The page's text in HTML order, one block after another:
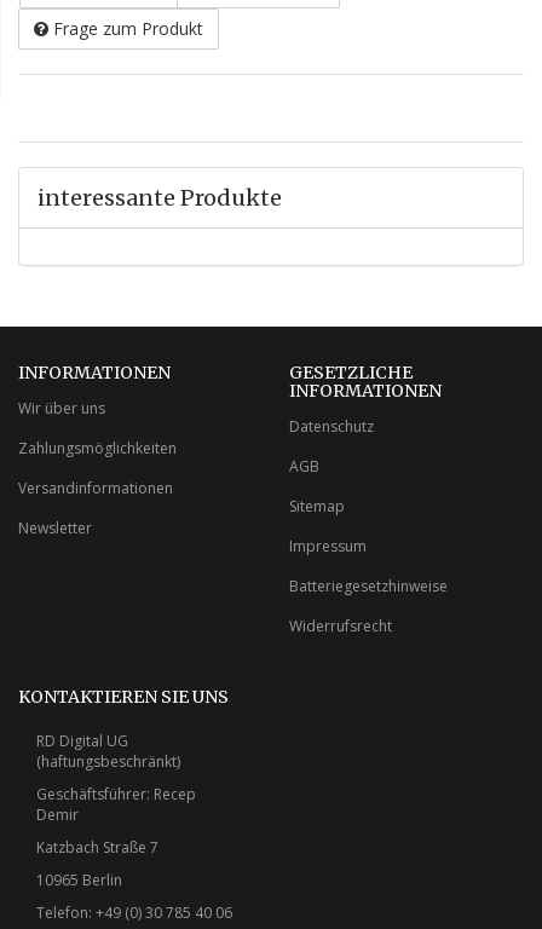
Frage zum Produkt
interessante Produkte
INFORMATIONEN
Wir über uns
Zahlungsmöglichkeiten
Versandinformationen
Newsletter
GESETZLICHE
INFORMATIONEN
Datenschutz
AGB
Sitemap
Impressum
Batteriegesetzhinweise
Widerrufsrecht
KONTAKTIEREN SIE UNS
RD Digital UG
(haftungsbeschränkt)
Geschäftsführer: Recep
Demir
Katzbach Straße 7
10965 Berlin
Telefon: +49 (0) 30 785 40 06